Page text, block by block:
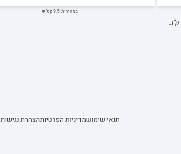
במהירות: 9.5 קמ"ש
ק"ג.
תנאי שימושמדיניות הפרטיותהצהרת נגישות